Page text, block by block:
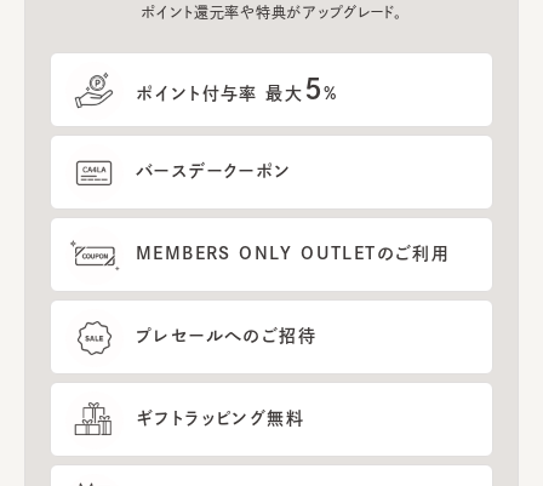
ポイント還元率や特典がアップグレード。
ポイント付与率 最大 5%
バースデークーポン
MEMBERS ONLY OUTLETのご利用
プレセールへのご招待
ギフトラッピング無料